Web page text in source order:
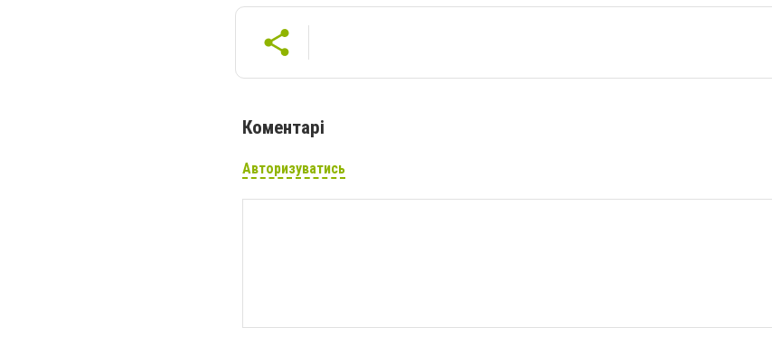
Коментарі
Авторизуватись